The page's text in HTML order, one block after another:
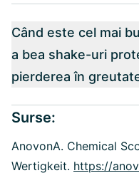
Când este cel mai
a bea shake-uri
pierderea în
Surse:
AnovonA. Chemical
Wertigkeit. https://